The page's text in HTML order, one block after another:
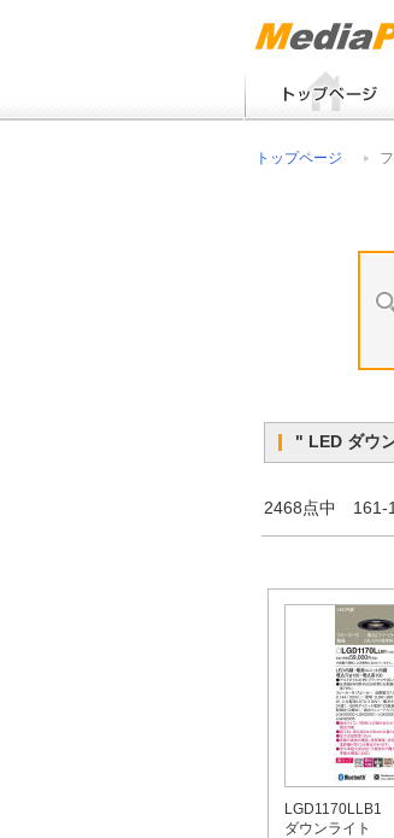
トップページ
" LED ダウ
2468点中 161-
LGD1170LLB1
ダウンライト